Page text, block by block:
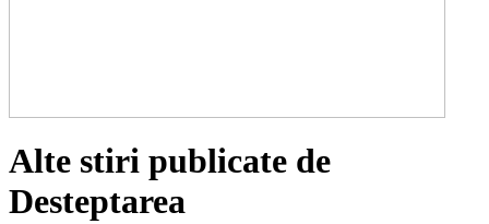
Alte stiri publicate de
Desteptarea